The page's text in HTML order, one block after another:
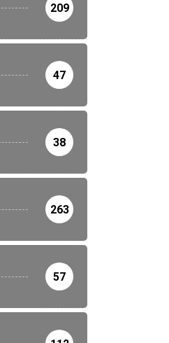
209
47
38
263
57